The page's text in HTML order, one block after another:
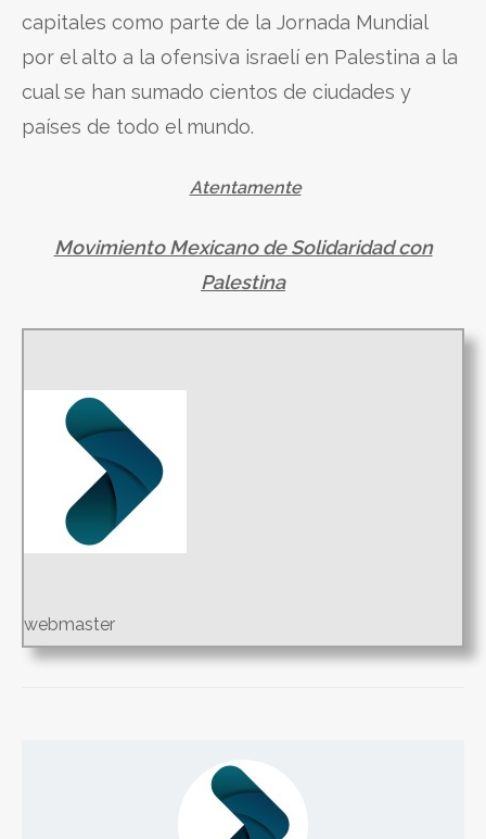
capitales como parte de la Jornada Mundial
por el alto a la ofensiva israelí en Palestina a la
cual se han sumado cientos de ciudades y
países de todo el mundo.
Atentamente
Movimiento Mexicano de Solidaridad con
Palestina
webmaster